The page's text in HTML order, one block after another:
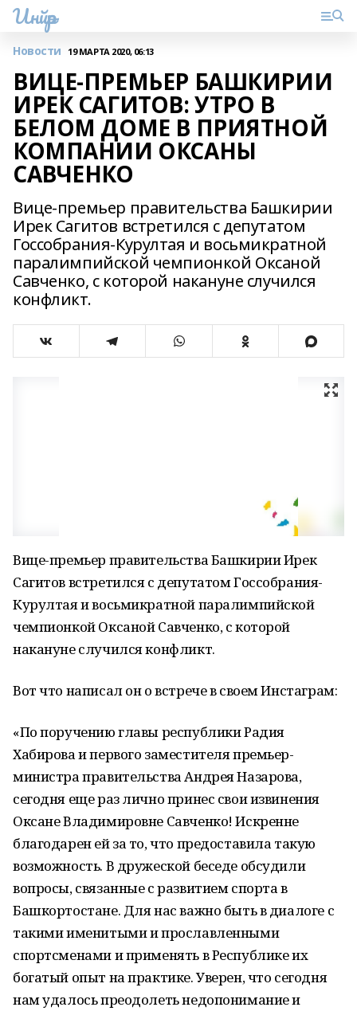
Инйәр
Новости 19 МАРТА 2020, 06:13
ВИЦЕ-ПРЕМЬЕР БАШКИРИИ
ИРЕК САГИТОВ: УТРО В
БЕЛОМ ДОМЕ В ПРИЯТНОЙ
КОМПАНИИ ОКСАНЫ
САВЧЕНКО
Вице-премьер правительства Башкирии
Ирек Сагитов встретился с депутатом
Госсобрания-Курултая и восьмикратной
паралимпийской чемпионкой Оксаной
Савченко, с которой накануне случился
конфликт.
Вице-премьер правительства Башкирии Ирек
Сагитов встретился с депутатом Госсобрания-
Курултая и восьмикратной паралимпийской
чемпионкой Оксаной Савченко, с которой
накануне случился конфликт.
Вот что написал он о встрече в своем Инстаграм:
«По поручению главы республики Радия
Хабирова и первого заместителя премьер-
министра правительства Андрея Назарова,
сегодня еще раз лично принес свои извинения
Оксане Владимировне Савченко! Искренне
благодарен ей за то, что предоставила такую
возможность. В дружеской беседе обсудили
вопросы, связанные с развитием спорта в
Башкортостане. Для нас важно быть в диалоге с
такими именитыми и прославленными
спортсменами и применять в Республике их
богатый опыт на практике. Уверен, что сегодня
нам удалось преодолеть недопонимание и